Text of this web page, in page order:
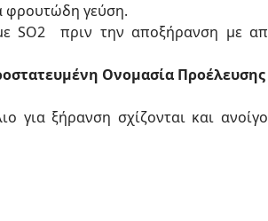
φρουτώδη γεύση.
SO2 πριν την αποξήρανση με
Ονομασία Προέλευσης
για ξήρανση σχίζονται και